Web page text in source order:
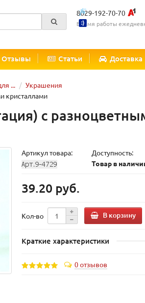
8029-192-70-70
Время работы
Отзывы Статьи Доставка
...
Украшения
кристаллами
с
Артикул товара:
Доступность:
Товар в
39.20 руб.
Кол-во В корзину
Краткие характеристики
0 отзывов